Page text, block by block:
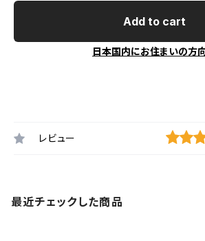
Add to cart
日本国内にお住まいの方
レビュー
最近チェックした商品